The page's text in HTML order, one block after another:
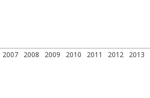
2007 2008 2009 2010 2011 2012 2013